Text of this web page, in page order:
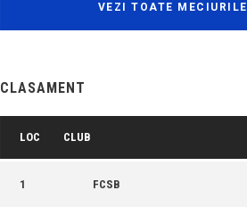
VEZI TOATE MECIURILE
CLASAMENT
LOC CLUB
1 FCSB